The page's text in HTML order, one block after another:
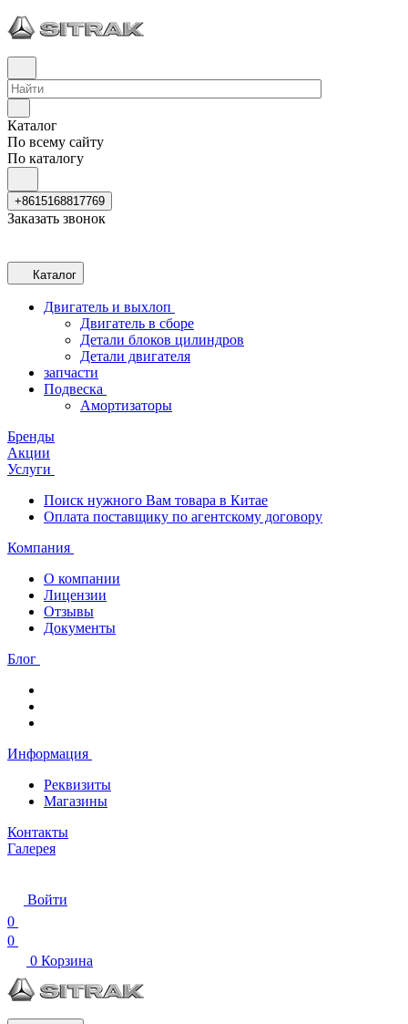
Каталог
По всему сайту
По каталогу
+8615168817769
Заказать звонок
Каталог
Двигатель и выхлоп
Двигатель в сборе
Детали блоков цилиндров
Детали двигателя
запчасти
Подвеска
Амортизаторы
Бренды
Акции
Услуги
Поиск нужного Вам товара в Китае
Оплата поставщику по агентскому договору
Компания
О компании
Лицензии
Отзывы
Документы
Блог
Информация
Реквизиты
Магазины
Контакты
Галерея
Войти
0
0
0 Корзина